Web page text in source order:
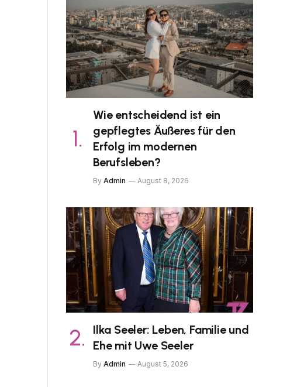
Wie entscheidend ist ein
gepflegtes Äußeres für den
Erfolg im modernen
Berufsleben?
By Admin August 8, 2026
Ilka Seeler: Leben, Familie und
Ehe mit Uwe Seeler
By Admin August 5, 2026